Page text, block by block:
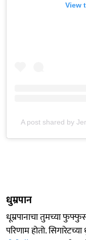
View
A post shared by
धुम्रपान
धूम्रपानाचा तुमच्या
परिणाम होतो.